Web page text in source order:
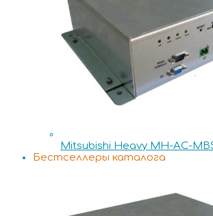
Mitsubishi Heavy MH-AC-
Бестселлеры каталога